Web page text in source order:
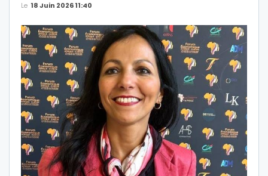
Le 18 Juin 2026 11:40